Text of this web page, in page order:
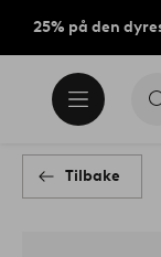
25% på den
Tilbake